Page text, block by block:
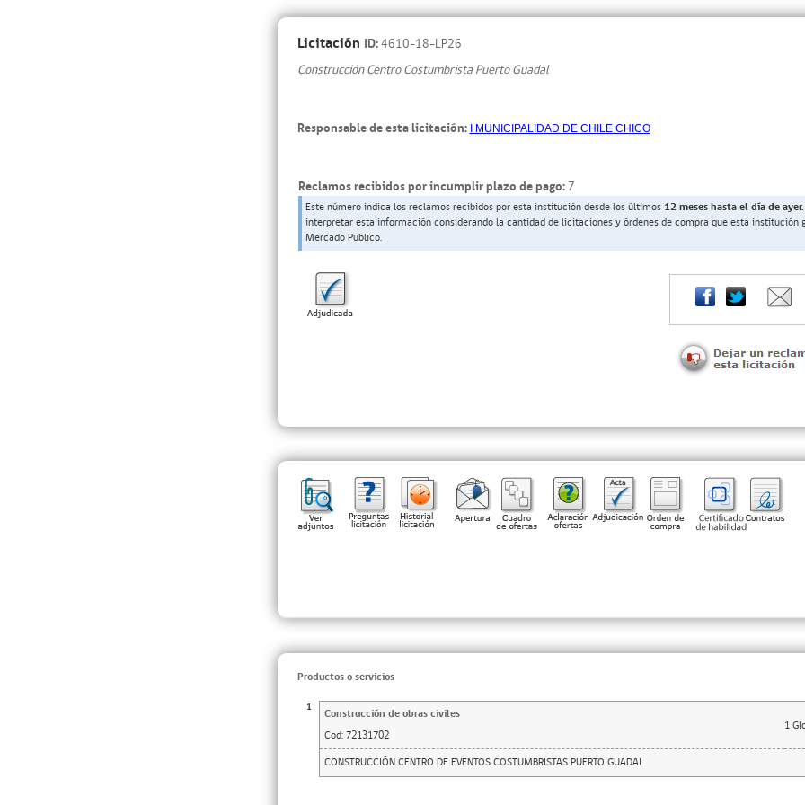
Licitación ID:4610-18-LP26
Construcción Centro Costumbrista Puerto Guadal
Responsable de esta licitación: I MUNICIPALIDAD DE CHILE CHICO
Reclamos recibidos por incumplir plazo de pago: 7
Este número indica los reclamos recibidos por esta institución desde los últimos 12 meses hasta el día de ayer.
interpretar esta información considerando la cantidad de licitaciones y órdenes de compra que esta institución
Mercado Público.
Productos o servicios
1 Construcción de obras civiles
1
Cod: 72131702
CONSTRUCCIÓN CENTRO DE EVENTOS COSTUMBRISTAS PUERTO GUADAL